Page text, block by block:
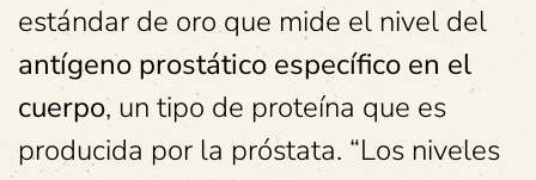
estándar de oro que mide el nivel del
antígeno prostático específico en el
cuerpo, un tipo de proteína que es
producida por la próstata. “Los niveles